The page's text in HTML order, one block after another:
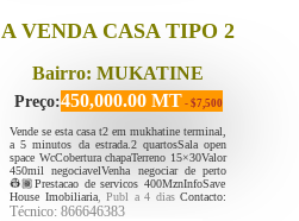
A VENDA CASA TIPO 2
Bairro: MUKATINE
Preço:450,000.00 MT - $7,500
Vende se esta casa t2 em mukhatine terminal,
a 5 minutos da estrada.2 quartosSala open
space WcCobertura chapaTerreno 15×30Valor
450mil negociavelVenha negociar de perto
👷🏾Prestacao de servicos 400MznInfoSave
House Imobiliaria, Publ a 4 diasContacto:
Técnico: 866646383